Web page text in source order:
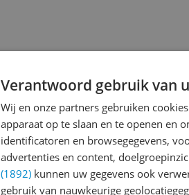
Verantwoord gebruik van
Wij en onze partners gebruiken
apparaat op te slaan en te openen en
identificatoren en browsegegevens,
advertenties en content,
(1892) kunnen uw gegevens ook
gebruik van nauwkeurige